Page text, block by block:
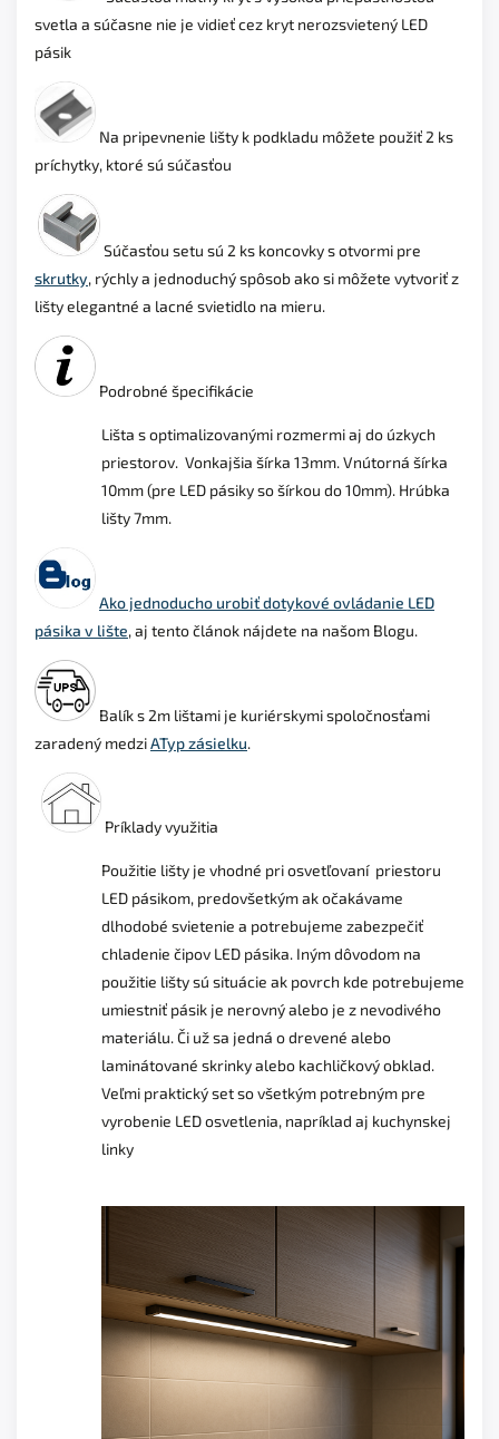
svetla a súčasne nie je vidieť cez kryt nerozsvietený LED
pásik
Na pripevnenie lišty k podkladu môžete použiť 2 ks
príchytky, ktoré sú súčasťou
Súčasťou setu sú 2 ks koncovky s otvormi pre
skrutky, rýchly a jednoduchý spôsob ako si môžete vytvoriť z
lišty elegantné a lacné svietidlo na mieru.
Podrobné špecifikácie
Lišta s optimalizovanými rozmermi aj do úzkych
priestorov. Vonkajšia šírka 13mm.Vnútorná šírka
10mm (pre LED pásiky so šírkou do 10mm). Hrúbka
lišty 7mm.
Ako jednoducho urobiť dotykové ovládanie LED
pásika v lište, aj tento článok nájdete na našom Blogu.
Balík s 2m lištami je kuriérskymi spoločnosťami
zaradený medziATyp zásielku.
Príklady využitia
Použitie lišty je vhodné pri osvetľovaní priestoru
LED pásikom, predovšetkým ak očakávame
dlhodobé svietenie a potrebujeme zabezpečiť
chladenie čipov LED pásika. Iným dôvodom na
použitie lišty sú situácie ak povrch kde potrebujeme
umiestniť pásik je nerovný alebo je z nevodivého
materiálu. Či už sa jedná o drevené alebo
laminátované skrinky alebo kachličkový obklad.
Veľmi praktický set so všetkým potrebným pre
vyrobenie LED osvetlenia, napríklad aj kuchynskej
linky